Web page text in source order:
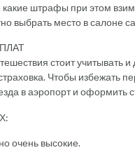
какие штрафы при этом
выбрать место в салоне
стоит учитывать и
Чтобы избежать
в аэропорт и оформить
очень высокие.